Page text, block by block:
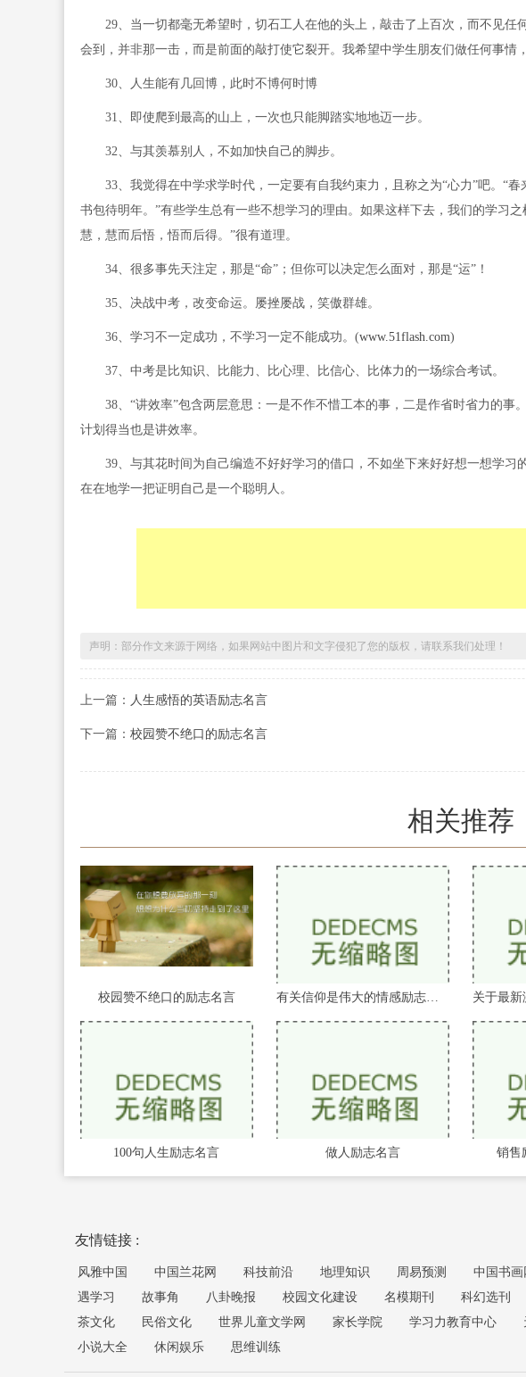
29、当一切都毫无希望时，切石工人在他的头上，敲击了上百次，而不见任
会到，并非那一击，而是前面的敲打使它裂开。我希望中学生朋友们做任何事情
30、人生能有几回博，此时不博何时博
31、即使爬到最高的山上，一次也只能脚踏实地地迈一步。
32、与其羡慕别人，不如加快自己的脚步。
33、我觉得在中学求学时代，一定要有自我约束力，且称之为“心力”吧。“春
书包待明年。”有些学生总有一些不想学习的理由。如果这样下去，我们的学习
慧，慧而后悟，悟而后得。”很有道理。
34、很多事先天注定，那是“命”；但你可以决定怎么面对，那是“运”！
35、决战中考，改变命运。屡挫屡战，笑傲群雄。
36、学习不一定成功，不学习一定不能成功。(www.51flash.com)
37、中考是比知识、比能力、比心理、比信心、比体力的一场综合考试。
38、“讲效率”包含两层意思：一是不作不惜工本的事，二是作省时省力的事
计划得当也是讲效率。
39、与其花时间为自己编造不好好学习的借口，不如坐下来好好想一想学习
在在地学一把证明自己是一个聪明人。
声明：部分作文来源于网络，如果网站中图片和文字侵犯了您的版权，请联系我们处理！
上一篇： 人生感悟的英语励志名言
下一篇： 校园赞不绝口的励志名言
相关推荐
校园赞不绝口的励志名言 有关信仰是伟大的情感励志的名人名言
100句人生励志名言 做人励志名言 销售
友情链接 :
风雅中国 中国兰花网 科技前沿 地理知识 周易预测 中国书画
遇学习
故事角 八卦晚报 校园文化建设 名模期刊 科幻选刊
茶文化
民俗文化 世界儿童文学网 家长学院 学习力教育中心
小说大全
休闲娱乐 思维训练